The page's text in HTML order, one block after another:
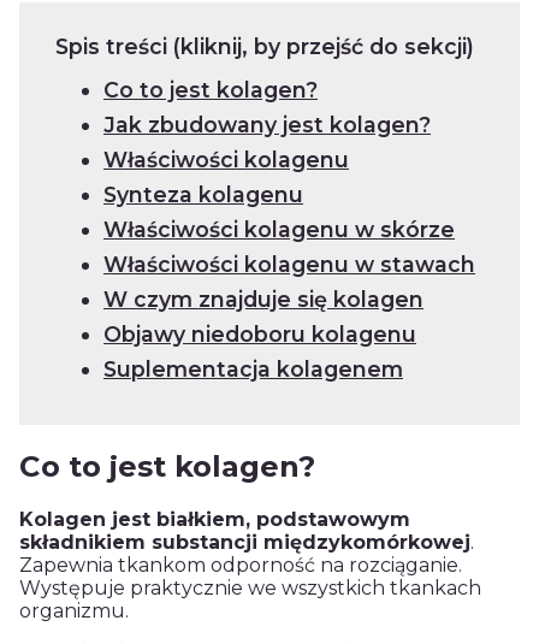
Spis treści (kliknij, by przejść do sekcji)
Co to jest kolagen?
Jak zbudowany jest kolagen?
Właściwości kolagenu
Synteza kolagenu
Właściwości kolagenu w skórze
Właściwości kolagenu w stawach
W czym znajduje się kolagen
Objawy niedoboru kolagenu
Suplementacja kolagenem
Co to jest kolagen?
Kolagen jest białkiem, podstawowym
składnikiem substancji międzykomórkowej.
Zapewnia tkankom odporność na rozciąganie.
Występuje praktycznie we wszystkich tkankach
organizmu.